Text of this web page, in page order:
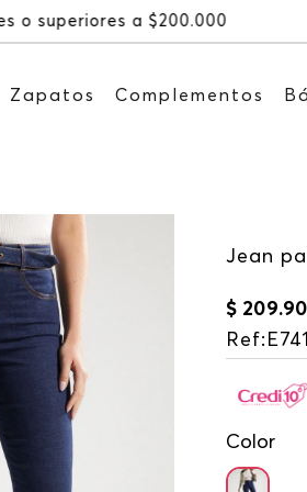
suscribiéndote a nuestro
Zapatos Complementos
Jean
$ 209.
Ref:
Color